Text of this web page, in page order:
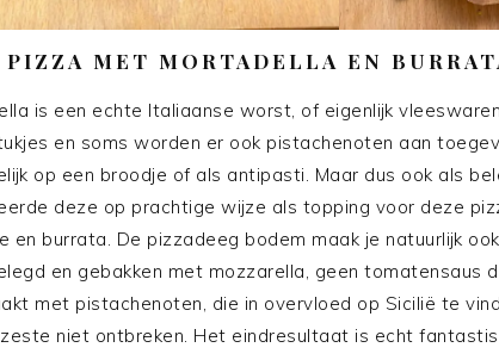
PIZZA MET MORTADELLA EN
is een echte Italiaanse worst, of eigenlijk
en soms worden er ook pistachenoten aan
op een broodje of als antipasti. Maar dus ook als
deze op prachtige wijze als topping voor deze
en burrata. De pizzadeeg bodem maak je natuurlijk
en gebakken met mozzarella, geen tomatensaus
met pistachenoten, die in overvloed op Sicilië te
niet ontbreken. Het eindresultaat is echt